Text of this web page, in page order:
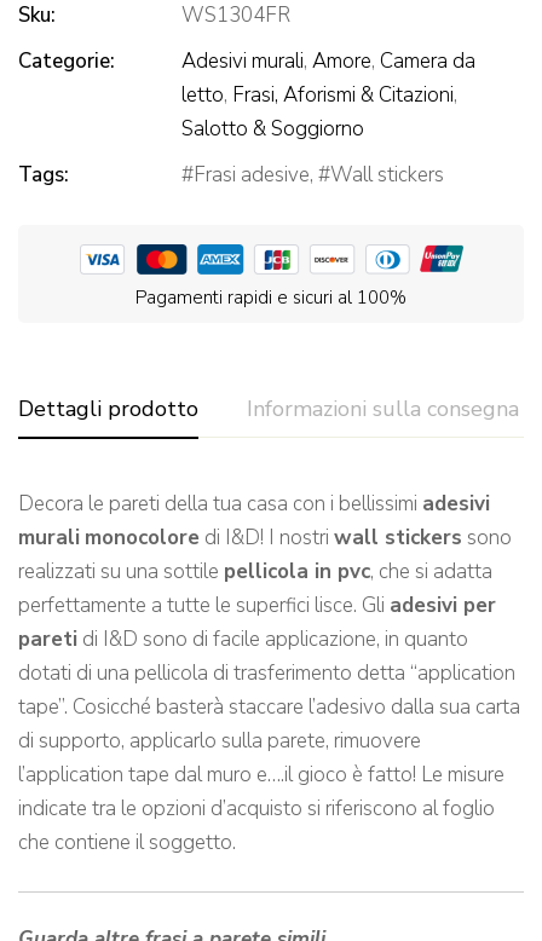
Sku:
WS1304FR
Categorie:
Adesivi murali, Amore, Camera da
letto, Frasi, Aforismi & Citazioni,
Salotto & Soggiorno
Tags:
Frasi adesive, Wall stickers
Pagamenti rapidi e sicuri al 100%
Dettagli prodotto Informazioni sulla consegna
Decora le pareti della tua casa con i bellissimi adesivi
murali monocolore di I&D! I nostri wall stickers sono
realizzati su una sottile pellicola in pvc, che si adatta
perfettamente a tutte le superfici lisce. Gli adesivi per
pareti di I&D sono di facile applicazione, in quanto
dotati di una pellicola di trasferimento detta “application
tape”. Cosicché basterà staccare l’adesivo dalla sua carta
di supporto, applicarlo sulla parete, rimuovere
l’application tape dal muro e….il gioco è fatto! Le misure
indicate tra le opzioni d’acquisto si riferiscono al foglio
che contiene il soggetto.